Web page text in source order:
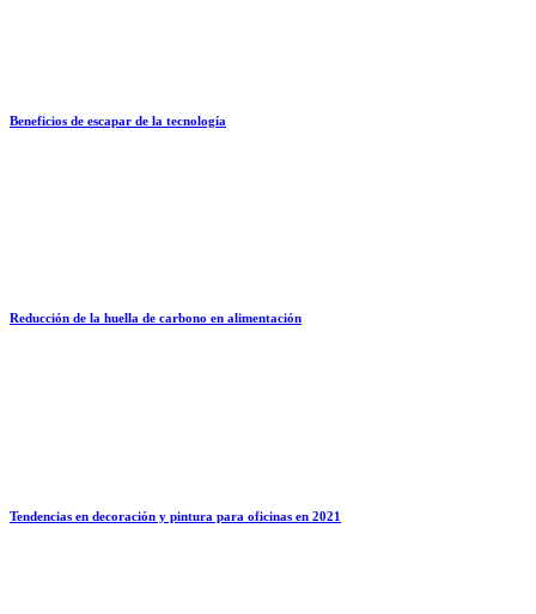
Beneficios de escapar de la tecnología
Reducción de la huella de carbono en alimentación
Tendencias en decoración y pintura para oficinas en 2021